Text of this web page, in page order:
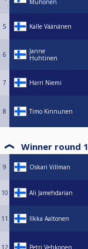
Muhonen
5 Kalle Väänänen
6
Janne
Huhtinen
7 Harri Niemi
8 Timo Kinnunen
Winner round 1
9 Oskari Villman
10 Ali Jamehdarian
11 Ilkka Aaltonen